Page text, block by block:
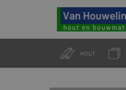
HOUT